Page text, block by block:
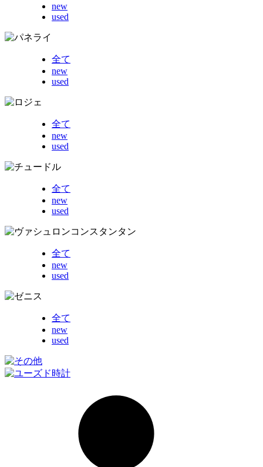
new
used
全て
new
used
全て
new
used
全て
new
used
全て
new
used
全て
new
used